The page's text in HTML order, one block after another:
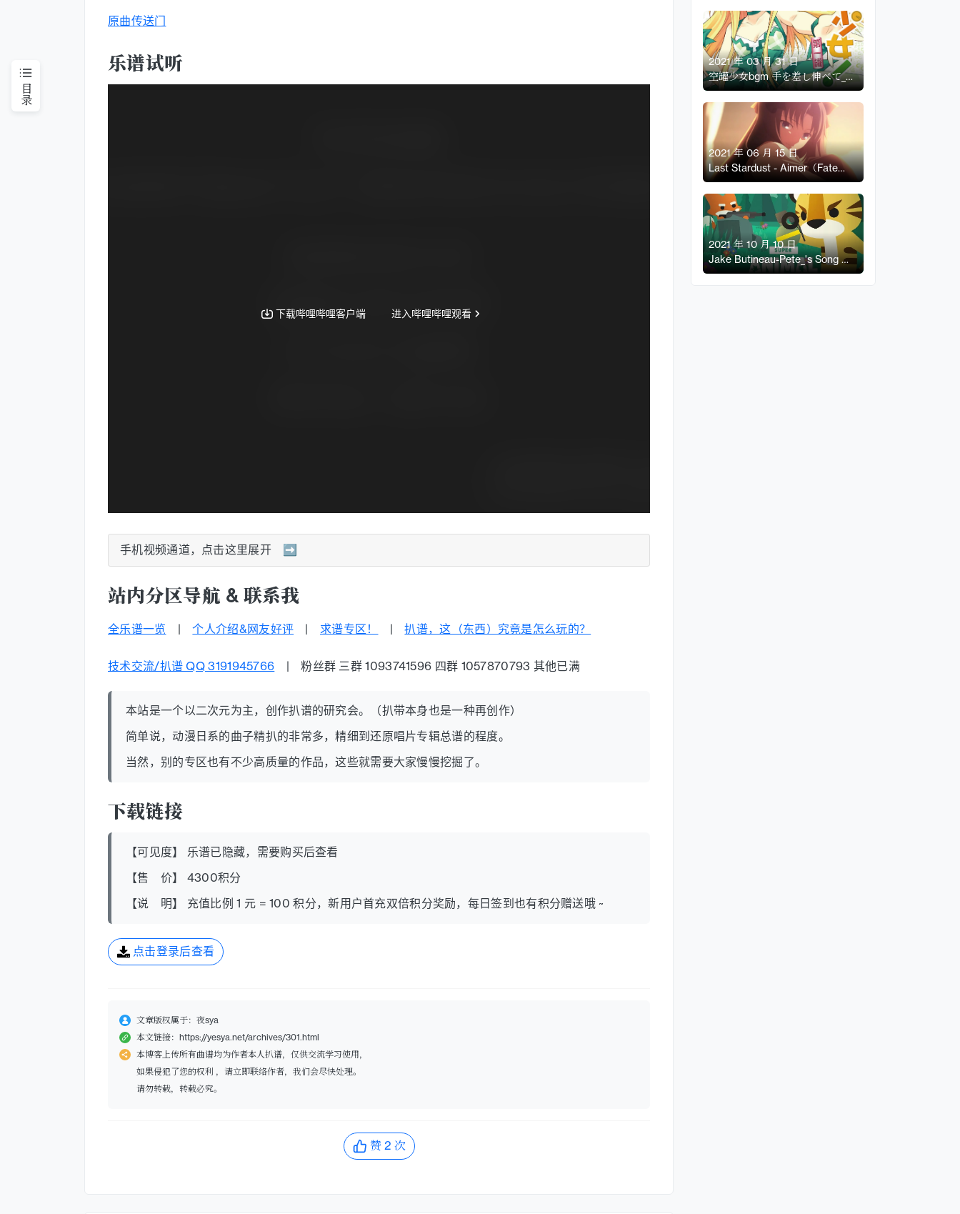
2021 年 03 月 31 日
空罐少女bgm 手を差し伸べて_肩
を引き寄せて 虹音 吉他扒谱
2021 年 06 月 15 日
Last Stardust - Aimer（Fate
Stay Night UBW 插曲）
MattyyyM Cover 【电吉他扒谱
】
2021 年 10 月 10 日
Jake Butineau-Pete_'s Song 吉
他扒谱
原曲传送门
乐谱试听
手机视频通道，点击这里展开 ➡️
站内分区导航 & 联系我
全乐谱一览 |个人介绍&网友好评 |求谱专区！ |扒谱，这（东西）究竟是怎么玩的？
技术交流/扒谱 QQ 3191945766 | 粉丝群 三群 1093741596 四群 1057870793 其他已满
本站是一个以二次元为主，创作扒谱的研究会。（扒带本身也是一种再创作）
简单说，动漫日系的曲子精扒的非常多，精细到还原唱片专辑总谱的程度。
当然，别的专区也有不少高质量的作品，这些就需要大家慢慢挖掘了。
下载链接
【可见度】 乐谱已隐藏，需要购买后查看
【售 价】 4300积分
【说 明】 充值比例 1 元 = 100 积分，新用户首充双倍积分奖励，每日签到也有积分赠送哦 ~
点击登录后查看
文章版权属于：夜sya
本文链接：https://yesya.net/archives/301.html
本博客上传所有曲谱均为作者本人扒谱，仅供交流学习使用，
如果侵犯了您的权利 ，请立即联络作者，我们会尽快处理。
请勿转载，转载必究。
赞 2 次
目录